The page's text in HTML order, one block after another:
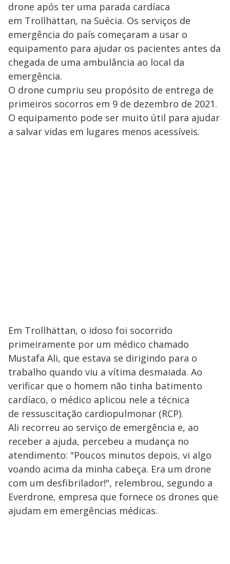
drone após ter uma parada cardíaca
em Trollhättan, na Suécia. Os serviços de
emergência do país começaram a usar o
equipamento para ajudar os pacientes antes da
chegada de uma ambulância ao local da
emergência.
O drone cumpriu seu propósito de entrega de
primeiros socorros em 9 de dezembro de 2021.
O equipamento pode ser muito útil para ajudar
a salvar vidas em lugares menos acessíveis.
Em Trollhättan, o idoso foi socorrido
primeiramente por um médico chamado
Mustafa Ali, que estava se dirigindo para o
trabalho quando viu a vítima desmaiada. Ao
verificar que o homem não tinha batimento
cardíaco, o médico aplicou nele a técnica
de ressuscitação cardiopulmonar (RCP).
Ali recorreu ao serviço de emergência e, ao
receber a ajuda, percebeu a mudança no
atendimento: "Poucos minutos depois, vi algo
voando acima da minha cabeça. Era um drone
com um desfibrilador!", relembrou, segundo a
Everdrone, empresa que fornece os drones que
ajudam em emergências médicas.